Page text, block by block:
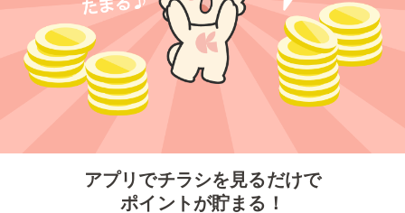
アプリでチラシを見るだけで
ポイントが貯まる！